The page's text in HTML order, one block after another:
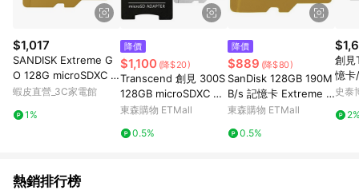
$1,017
SANDISK Extreme G
O 128G microSDXC U
3 UHS-I V30 記憶卡
蝦皮直營_3C家電館
1%
降價
$1,100 (降$20)
Transcend 創見 300S
128GB microSDXC U3
A1 V30 記憶卡
東森購物 ETMall
0.5%
降價
$889 (降$80)
SanDisk 128GB 190M
B/s 記憶卡 Extreme m
icroSDXC UHS-I V30
東森購物 ETMall
0.5%
創見
憶
0/
史泰
熱銷排行榜